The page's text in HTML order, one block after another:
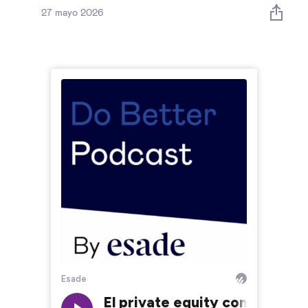
Estrategia & modelos de negocio
Mujeres & negocios
Innovación y tecnología
Cambio tecnológico &
transformación digital
Datos & ciencias del comportamiento
27 mayo 2026